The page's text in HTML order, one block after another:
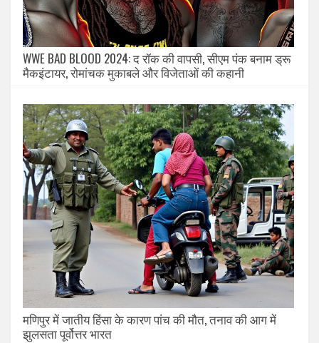
WWE BAD BLOOD 2024: द रॉक की वापसी, सीएम पंक बनाम ड्रू
मैकइंटायर, रोमांचक मुकाबले और विजेताओं की कहानी
मणिपुर में जातीय हिंसा के कारण पांच की मौत, तनाव की आग में
झुलसता पूर्वोत्तर भारत